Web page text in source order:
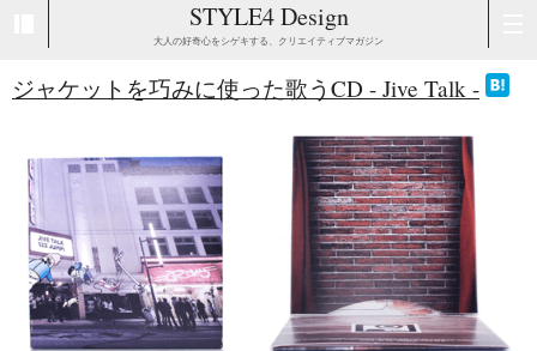
STYLE4 Design
大人の好奇心をシゲキする、クリエイティブマガジン
ジャケットを巧みに使った歌うCD - Jive Talk -